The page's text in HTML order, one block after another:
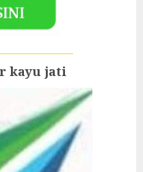
kayu jati